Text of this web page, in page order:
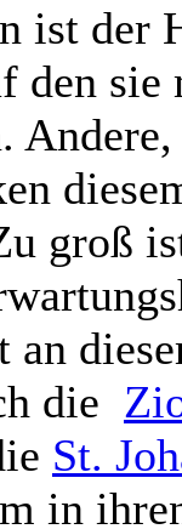
ist der
den
groß
an
die
St.
in